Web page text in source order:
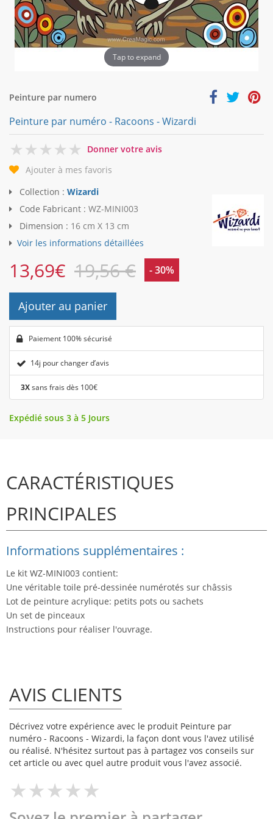
Tap to expand
Peinture par numero
Peinture par numéro - Racoons - Wizardi
0
Donner votre avis
Ajouter à mes favoris
Collection : Wizardi
Code Fabricant : WZ-MINI003
Dimension : 16 cm X 13 cm
Voir les informations détaillées
13,69€ 19,56 € - 30%
Ajouter au panier
Paiement 100% sécurisé
14j pour changer d’avis
3Xsans frais dès 100€
Expédié sous 3 à 5 Jours
CARACTÉRISTIQUES
PRINCIPALES
Informations supplémentaires :
Le kit WZ-MINI003 contient:
Une véritable toile pré-dessinée numérotés sur châssis
Lot de peinture acrylique: petits pots ou sachets
Un set de pinceaux
Instructions pour réaliser l'ouvrage.
AVIS CLIENTS
Décrivez votre expérience avec le produit Peinture par
numéro - Racoons - Wizardi, la façon dont vous l'avez utilisé
ou réalisé. N'hésitez surtout pas à partagez vos conseils sur
cet article ou avec quel autre produit vous l'avez associé.